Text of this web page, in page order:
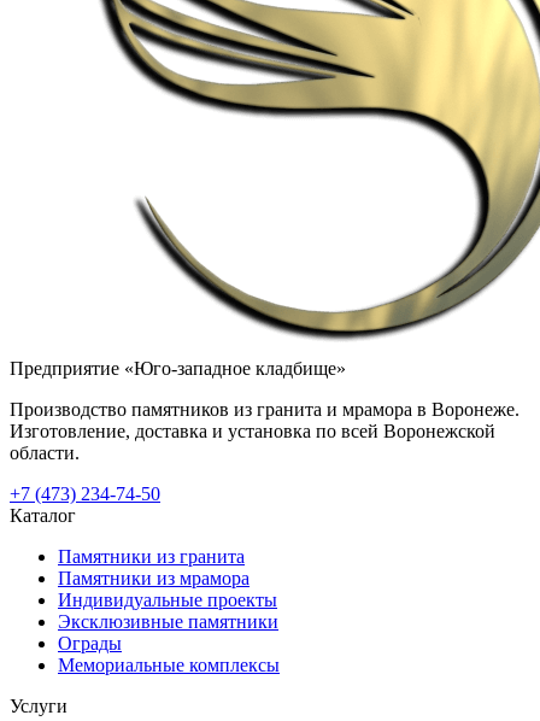
Предприятие «Юго-западное кладбище»
Производство памятников из гранита и мрамора в Воронеже.
Изготовление, доставка и установка по всей Воронежской
области.
+7 (473) 234-74-50
Каталог
Памятники из гранита
Памятники из мрамора
Индивидуальные проекты
Эксклюзивные памятники
Ограды
Мемориальные комплексы
Услуги